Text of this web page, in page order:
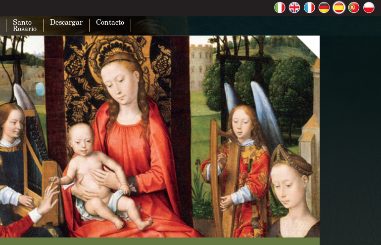
Santo
Rosario
Descargar Contacto
Esta página no puede cargar Google Maps
correctamente.
¿Eres el propietario de este sitio web? Aceptar